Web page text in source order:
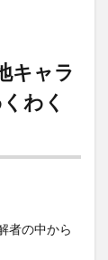
キャラ
わく
者の中から